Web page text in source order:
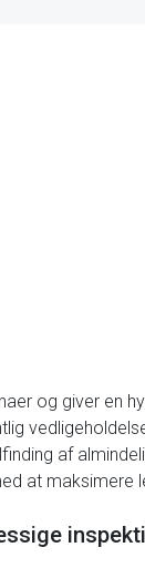
og giver en
af
at maksimere